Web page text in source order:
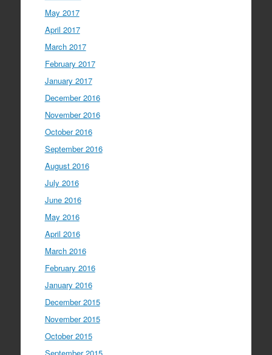
May 2017
April 2017
March 2017
February 2017
January 2017
December 2016
November 2016
October 2016
September 2016
August 2016
July 2016
June 2016
May 2016
April 2016
March 2016
February 2016
January 2016
December 2015
November 2015
October 2015
September 2015